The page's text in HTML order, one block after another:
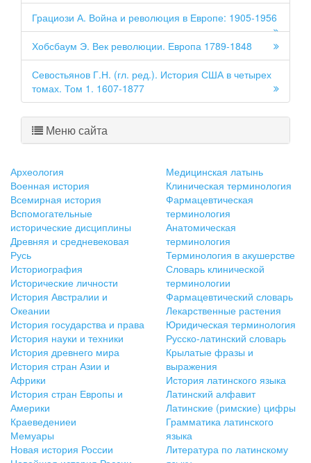
Грациози А. Война и революция в Европе: 1905-1956
Хобсбаум Э. Век революции. Европа 1789-1848
Севостьянов Г.Н. (гл. ред.). История США в четырех
томах. Том 1. 1607-1877
Меню сайта
Археология
Военная история
Всемирная история
Вспомогательные
исторические дисциплины
Древняя и средневековая
Русь
Историография
Исторические личности
История Австралии и
Океании
История государства и права
История науки и техники
История древнего мира
История стран Азии и
Африки
История стран Европы и
Америки
Краеведениеи
Мемуары
Новая история России
Медицинская латынь
Клиническая терминология
Фармацевтическая
терминология
Анатомическая
терминология
Терминология в акушерстве
Словарь клинической
терминологии
Фармацевтический словарь
Лекарственные растения
Юридическая терминология
Русско-латинский словарь
Крылатые фразы и
выражения
История латинского языка
Латинский алфавит
Латинские (римские) цифры
Грамматика латинского
языка
Литература по латинскому